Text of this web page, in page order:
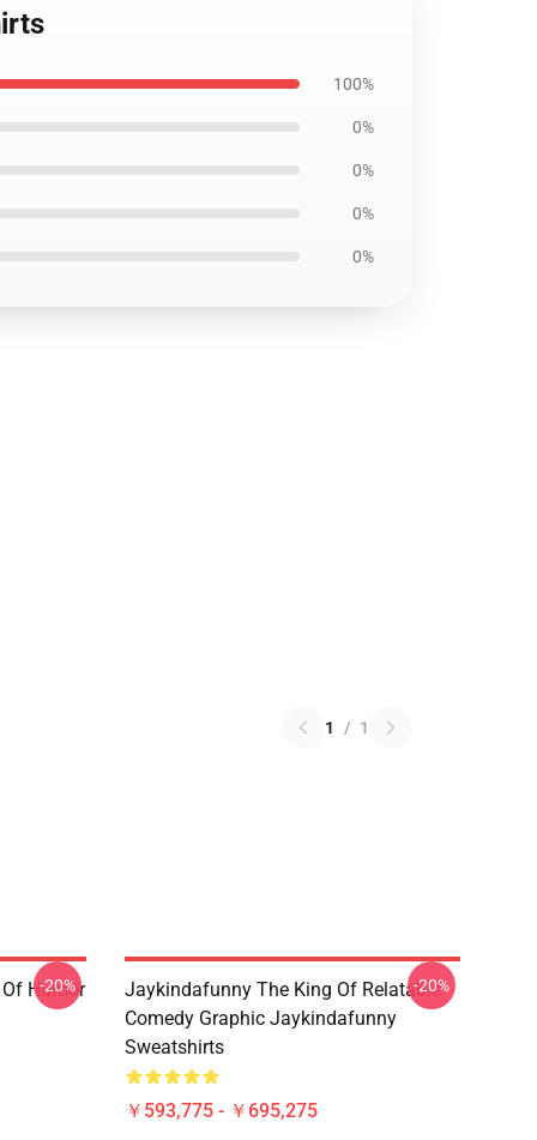
100%
0%
0%
0%
0%
1 / 1
Humor
-20%
Jaykindafunny The King Of Relatable
Comedy Graphic Jaykindafunny
Sweatshirts
￥593,775 - ￥695,275
-20%